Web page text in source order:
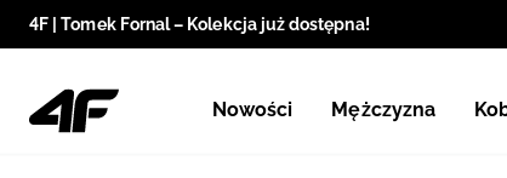
4F | Tomek Fornal – Kolekcja już dostępna!
Nowości Mężczyzna